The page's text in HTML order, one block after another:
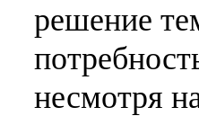
решение
несмотря